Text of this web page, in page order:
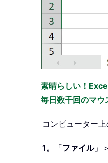
素晴らしい！
毎日数千回のマウ
コンピューター
1。 「ファイル」